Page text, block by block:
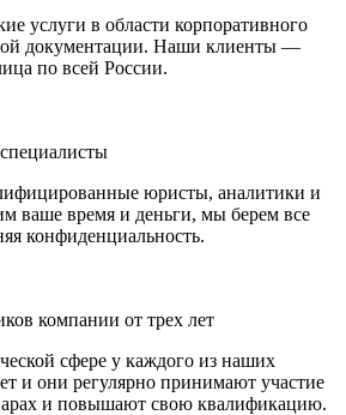
услуги в области корпоративного
документации. Наши клиенты —
по всей России.
юристы, аналитики и
ваше время и деньги, мы берем все
конфиденциальность.
компании от трех лет
сфере у каждого из наших
и они регулярно принимают участие
и повышают свою квалификацию.